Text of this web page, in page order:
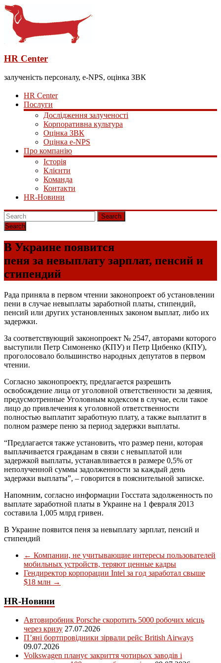
HR Center
залученість персоналу, e-NPS, оцінка ЗВК
HR Center
Послуги
Дослідження залученості
Корпоративна культура
Оцінка ЗВК
Оцінка e-NPS
Про компанію
Історія
Клієнти
Команда
Контакти
HR-Новини
Search
В Украине появится
пеня за невыплату зарплат, пенсий и
стипендий
Рада приняла в первом чтении законопроект об установлении
пени в случае невыплаты заработной платы, стипендий,
пенсий или других установленных законом выплат, либо их
задержки.
За соответствующий законопроект № 2547, авторами которого
выступили Петр Симоненко (КПУ) и Петр Цибенко (КПУ),
проголосовало большинство народных депутатов в первом
чтении.
Согласно законопроекту, предлагается разрешить
освобождение лица от уголовной ответственности за деяния,
предусмотренные Уголовным кодексом в случае, если такое
лицо до привлечения к уголовной ответственности
полностью выплатит заработную плату, а также выплатит в
полном размере пеню за период задержки выплаты.
“Предлагается также установить, что размер пени, которая
выплачивается гражданам в связи с невыплатой или
задержкой выплаты, устанавливается в размере 0,5% от
неполученной суммы задолженности за каждый день
задержки выплаты”, – говорится в пояснительной записке.
Напомним, согласно информации Госстата задолженность по
выплате заработной платы в Украине на 1 февраля 2013
составила 1,005 млрд гривен.
В Украине появится пеня за невыплату зарплат, пенсий и
стипендий
← Компании, не учитывающие интересы пользователей
мобильных устройств, теряют ценные кадры
Гендиректор корпорации Intel за год заработал свыше
$18 млн →
HR-Новини
Автовиробник Porsche скоротить 5000 робочих місць
через кризу 27.07.2026
П’яні бортпровідники зірвали рейс British Airways
09.07.2026
Volkswagen планує закриття чотирьох заводів і